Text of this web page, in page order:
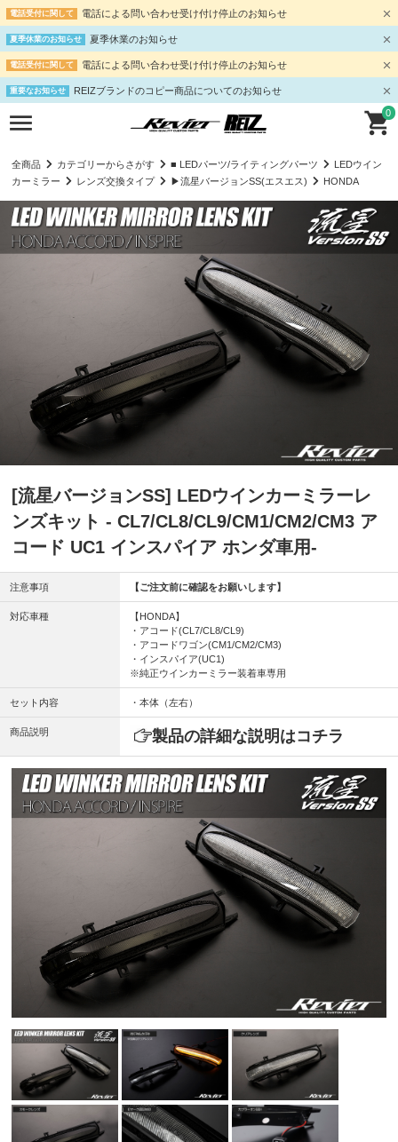
電話受付に関して 電話による問い合わせ受け付け停止のお知らせ
夏季休業のお知らせ 夏季休業のお知らせ
電話受付に関して 電話による問い合わせ受け付け停止のお知らせ
重要なお知らせ REIZブランドのコピー商品についてのお知らせ
0
全商品 カテゴリーからさがす ■ LEDパーツ/ライティングパーツ
LEDウイン
カーミラー
レンズ交換タイプ ▶流星バージョンSS(エスエス) HONDA
[流星バージョンSS] LEDウインカーミラーレ
ンズキット - CL7/CL8/CL9/CM1/CM2/CM3 ア
コード UC1 インスパイア ホンダ車用-
注意事項 【ご注文前に確認をお願いします】
対応車種
【HONDA】
・アコード(CL7/CL8/CL9)
・アコードワゴン(CM1/CM2/CM3)
・インスパイア(UC1)
※純正ウインカーミラー装着車専用
セット内容 ・本体（左右）
商品説明 製品の詳細な説明はコチラ